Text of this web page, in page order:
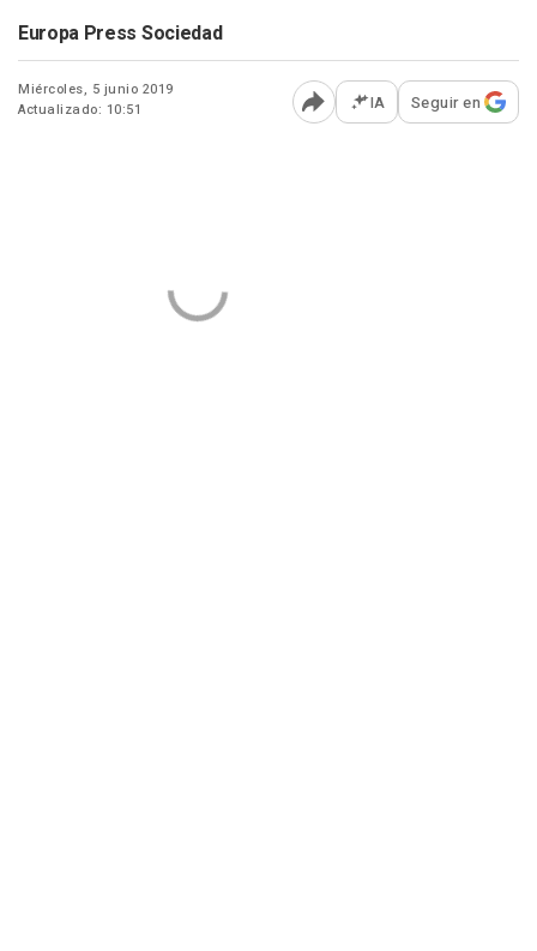
Europa Press Sociedad
Miércoles, 5 junio 2019
Actualizado: 10:51
Abrir opciones para
IA Seguir en